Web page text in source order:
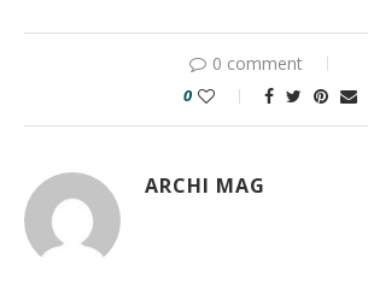
0 comment
0
ARCHI MAG